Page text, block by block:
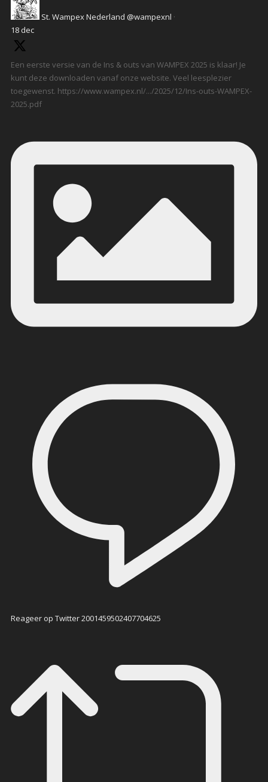
St. Wampex Nederland @wampexnl ·
18 dec
Een eerste versie van de Ins & outs van WAMPEX 2025 is klaar! Je
kunt deze downloaden vanaf onze website. Veel leesplezier
toegewenst. https://www.wampex.nl/.../2025/12/Ins-outs-WAMPEX-
2025.pdf
Reageer op Twitter 2001459502407704625